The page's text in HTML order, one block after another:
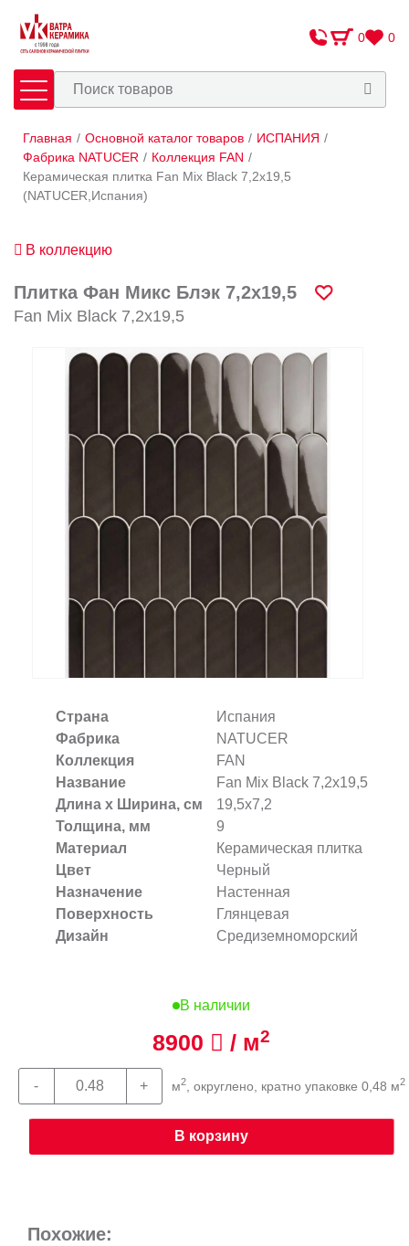
0 0
Плитка Сантехника
Оплата и доставка
Контакты
internet@kdv.ru
Главная / Основной каталог товаров / ИСПАНИЯ /
Фабрика NATUCER / Коллекция FAN /
Керамическая плитка Fan Mix Black 7,2x19,5
(NATUCER,Испания)
В коллекцию
Плитка Фан Микс Блэк 7,2x19,5
Fan Mix Black 7,2x19,5
Страна
Испания
Фабрика
NATUCER
Коллекция
FAN
Название
Fan Mix Black 7,2x19,5
Длина х Ширина, см
19,5x7,2
Толщина, мм
9
Материал
Керамическая плитка
Цвет
Черный
Назначение
Настенная
Поверхность
Глянцевая
Дизайн
Средиземноморский
В наличии
8900 / м2
м2, округлено, кратно упаковке 0,48 м2
В корзину
Похожие: